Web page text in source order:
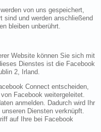
von uns gespeichert,
sind und werden anschließend
bleiben unberührt.
Website können Sie sich mit
Dienstes ist die Facebook
2, Irland.
Connect entscheiden,
Facebook weitergeleitet.
anmelden. Dadurch wird Ihr
Diensten verknüpft.
auf Ihre bei Facebook